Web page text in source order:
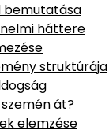
bemutatása
háttere
struktúrája
át?
elemzése